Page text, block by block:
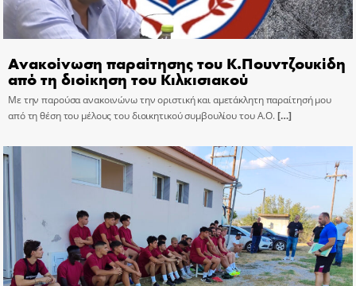
Ανακοίνωση παραίτησης του Κ.Πουντζουκίδη
από τη διοίκηση του Κιλκισιακού
Με την παρούσα ανακοινώνω την οριστική και αμετάκλητη παραίτησή μου
από τη θέση του μέλους του διοικητικού συμβουλίου του Α.Ο.[…]